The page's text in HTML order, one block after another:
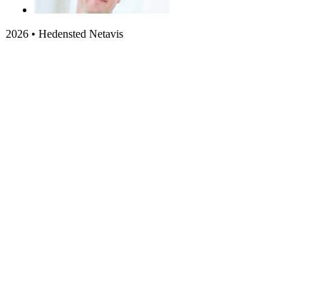
2026 • Hedensted Netavis